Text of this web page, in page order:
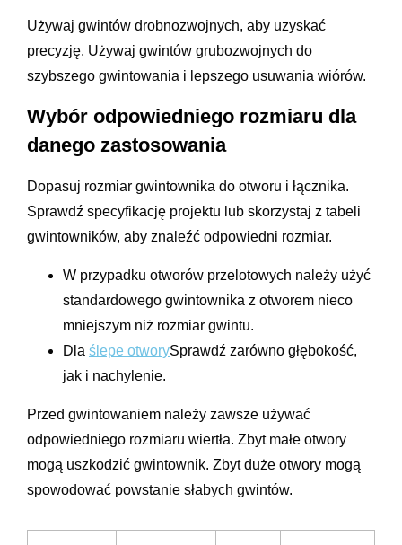
Używaj gwintów drobnozwojnych, aby uzyskać
precyzję. Używaj gwintów grubozwojnych do
szybszego gwintowania i lepszego usuwania wiórów.
Wybór odpowiedniego rozmiaru dla
danego zastosowania
Dopasuj rozmiar gwintownika do otworu i łącznika.
Sprawdź specyfikację projektu lub skorzystaj z tabeli
gwintowników, aby znaleźć odpowiedni rozmiar.
W przypadku otworów przelotowych należy użyć
standardowego gwintownika z otworem nieco
mniejszym niż rozmiar gwintu.
Dla ślepe otworySprawdź zarówno głębokość,
jak i nachylenie.
Przed gwintowaniem należy zawsze używać
odpowiedniego rozmiaru wiertła. Zbyt małe otwory
mogą uszkodzić gwintownik. Zbyt duże otwory mogą
spowodować powstanie słabych gwintów.